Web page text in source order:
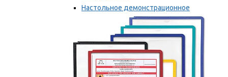
Настольное демонстрационное
оборудование
Мы рекомендуем